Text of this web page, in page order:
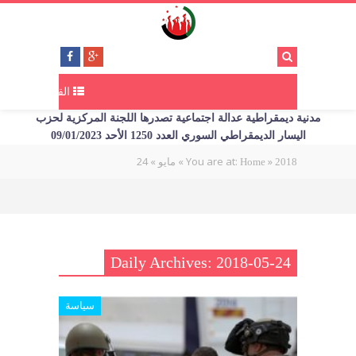
القائمة
مدنية ديمقراطية عدالة اجتماعية تصدرها اللجنة المركزية لحزب
اليسار الديمقراطي السوري العدد 1250 الأحد 09/01/2023
You are at: Home » 2018
» مايو »
24
Daily Archives: 2018-05-24
سياسة